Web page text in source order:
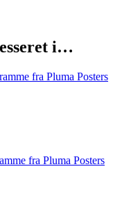
i…